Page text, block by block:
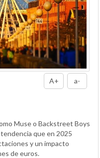
A+ a-
Muse o Backstreet Boys
que en 2025
y un impacto
de euros.